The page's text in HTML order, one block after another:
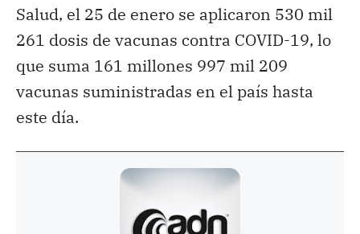
Salud, el 25 de enero se aplicaron 530 mil
261 dosis de vacunas contra COVID-19, lo
que suma 161 millones 997 mil 209
vacunas suministradas en el país hasta
este día.